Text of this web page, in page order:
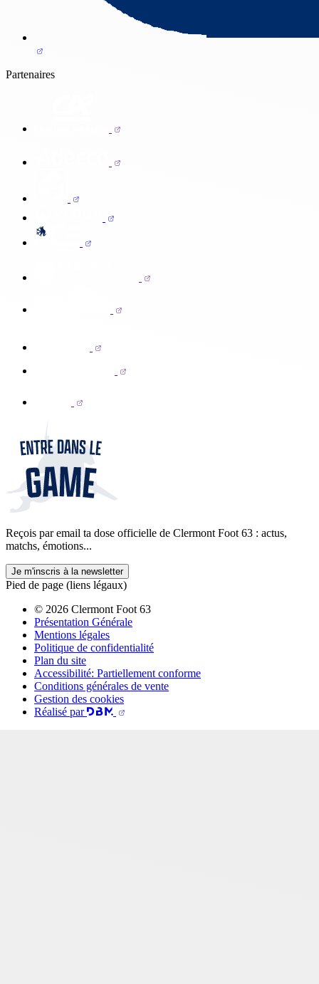
Partenaires
Reçois par email ta dose officielle de Clermont Foot 63 : actus,
matchs, émotions...
Je m'inscris à la newsletter
Pied de page (liens légaux)
© 2026 Clermont Foot 63
Présentation Générale
Mentions légales
Politique de confidentialité
Plan du site
Accessibilité: Partiellement conforme
Conditions générales de vente
Gestion des cookies
Réalisé par